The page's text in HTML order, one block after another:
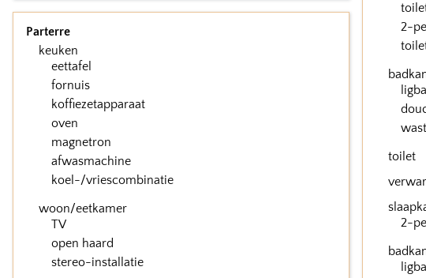
Parterre
keuken
eettafel
fornuis
koffiezetapparaat
oven
magnetron
afwasmachine
koel-/vriescombinatie
woon/eetkamer
TV
open haard
stereo-installatie
2-
toilet
2-